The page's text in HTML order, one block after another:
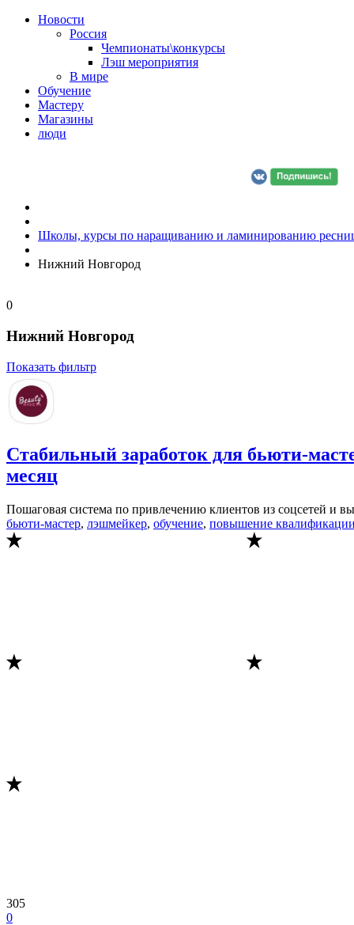
Новости
Россия
Чемпионаты\конкурсы
Лэш мероприятия
В мире
Обучение
Мастеру
Магазины
люди
Школы, курсы по наращиванию и ламинированию
Нижний Новгород
0
Нижний Новгород
Показать фильтр
Стабильный заработок для бьюти-
месяц
Пошаговая система по привлечению клиентов из соцсетей и
бьюти-мастер, лэшмейкер, обучение, повышение
305
0